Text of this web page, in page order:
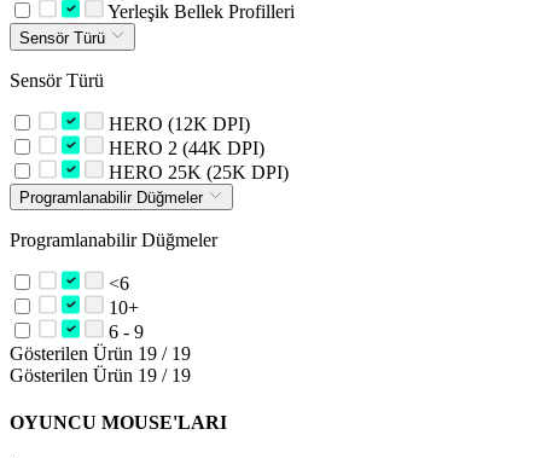
Yerleşik Bellek Profilleri
Sensör Türü
Sensör Türü
HERO (12K DPI)
HERO 2 (44K DPI)
HERO 25K (25K DPI)
Programlanabilir Düğmeler
Programlanabilir Düğmeler
<6
10+
6 - 9
Gösterilen Ürün 19 / 19
Gösterilen Ürün 19 / 19
OYUNCU MOUSE'LARI